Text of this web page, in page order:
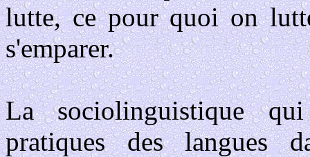
lutte, ce pour quoi on
s'emparer.
La sociolinguistique
pratiques des langues